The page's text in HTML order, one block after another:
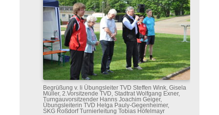
Begrüßung v. li Übungsleiter TVD Steffen Wink, Gisela
Müller, 2.Vorsitzende TVD, Stadtrat Wolfgang Exner,
Turngauvorsitzender Hanns Joachim Geiger,
Übungsleiterin TVD Helga Pauly-Gegenheimer,
SKG Roßdorf Turnierleitung Tobias Höfelmayr